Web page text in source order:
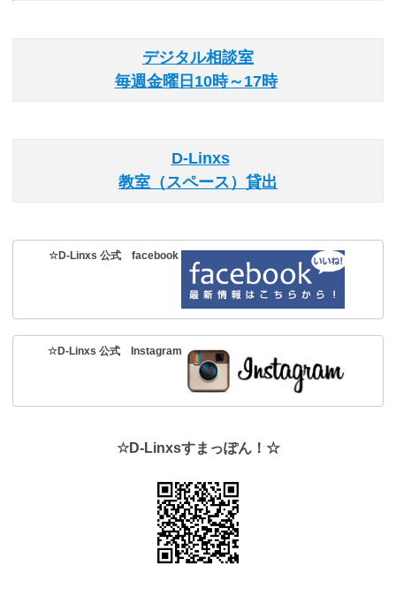
デジタル相談室
毎週金曜日10時～17時
D-Linxs
教室（スペース）貸出
☆D-Linxs 公式 facebook
☆D-Linxs 公式 Instagram
☆D-Linxsすまっぽん！☆